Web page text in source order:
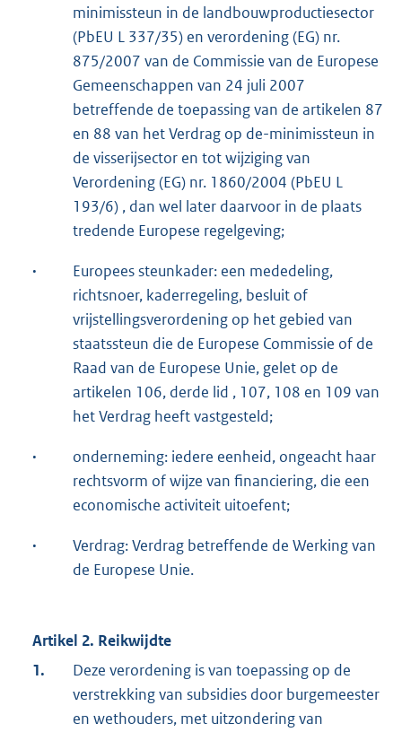
minimissteun in de landbouwproductiesector
(PbEU L 337/35) en verordening (EG) nr.
875/2007 van de Commissie van de Europese
Gemeenschappen van 24 juli 2007
betreffende de toepassing van de artikelen 87
en 88 van het Verdrag op de-minimissteun in
de visserijsector en tot wijziging van
Verordening (EG) nr. 1860/2004 (PbEU L
193/6) , dan wel later daarvoor in de plaats
tredende Europese regelgeving;
·
Europees steunkader: een mededeling,
richtsnoer, kaderregeling, besluit of
vrijstellingsverordening op het gebied van
staatssteun die de Europese Commissie of de
Raad van de Europese Unie, gelet op de
artikelen 106, derde lid , 107, 108 en 109 van
het Verdrag heeft vastgesteld;
·
onderneming: iedere eenheid, ongeacht haar
rechtsvorm of wijze van financiering, die een
economische activiteit uitoefent;
·
Verdrag: Verdrag betreffende de Werking van
de Europese Unie.
Artikel 2. Reikwijdte
1.
Deze verordening is van toepassing op de
verstrekking van subsidies door burgemeester
en wethouders, met uitzondering van